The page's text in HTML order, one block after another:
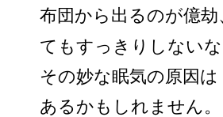
布団から出るのが億劫
てもすっきりしないな
その妙な眠気の原因は
あるかもしれません。